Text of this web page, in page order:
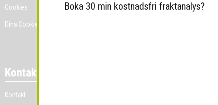
Cookies
Dina Cookie-prefenser
Kontakt
Kontakt
Boka 30 min kostnadsfri fraktanalys?